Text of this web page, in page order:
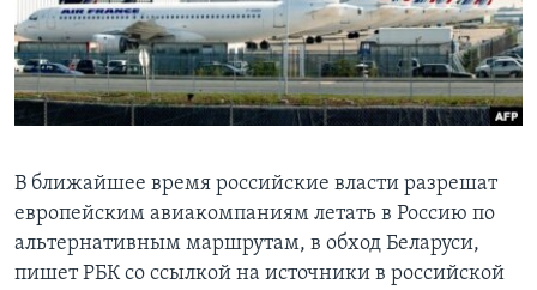
Learning English
СОЦИАЛЬНЫЕ СЕТИ
Языки
В ближайшее время российские власти разрешат
европейским авиакомпаниям летать в Россию по
альтернативным маршрутам, в обход Беларуси,
пишет РБК со ссылкой на источники в российской